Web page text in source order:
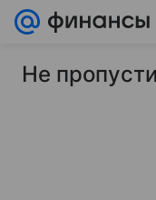
1 декабря 2025
У
Не